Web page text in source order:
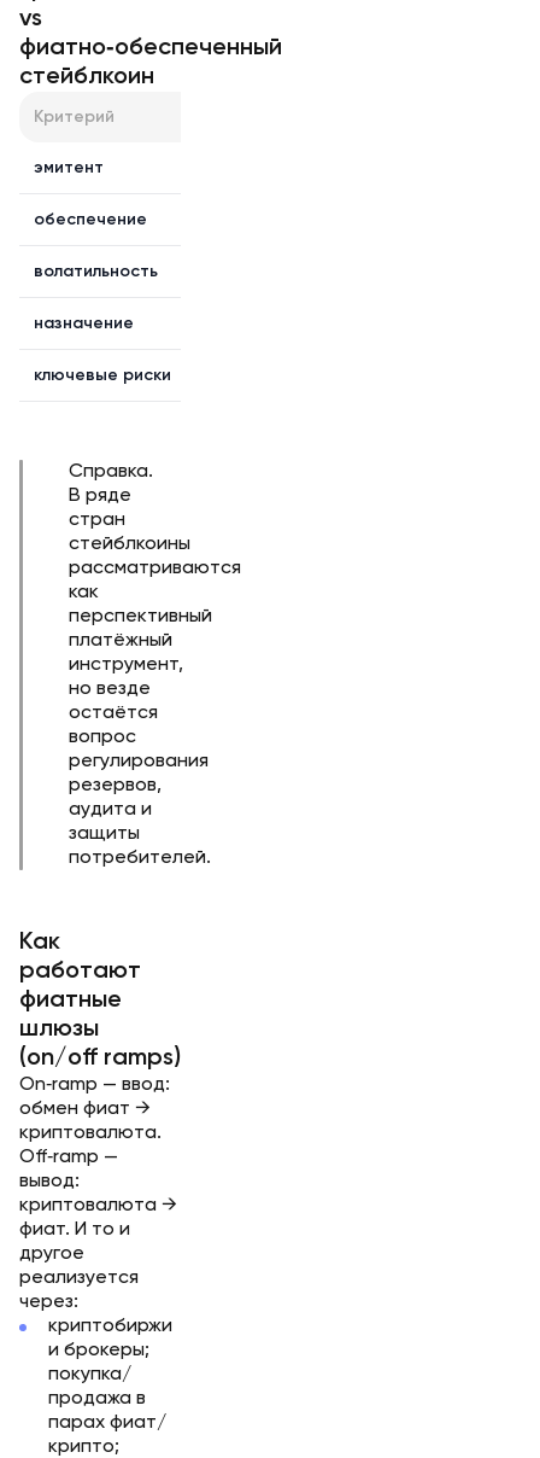
vs
фиатно‑обеспеченный
стейблкоин
Критерий
эмитент
обеспечение
волатильность
назначение
ключевые риски
Справка.
В ряде
стран
стейблкоины
рассматриваются
как
перспективный
платёжный
инструмент,
но везде
остаётся
вопрос
регулирования
резервов,
аудита и
защиты
потребителей.
Как
работают
фиатные
шлюзы
(on/off ramps)
On‑ramp — ввод:
обмен фиат →
криптовалюта.
Off‑ramp —
вывод:
криптовалюта →
фиат. И то и
другое
реализуется
через:
криптобиржи
и брокеры;
покупка/
продажа в
парах фиат/
крипто;